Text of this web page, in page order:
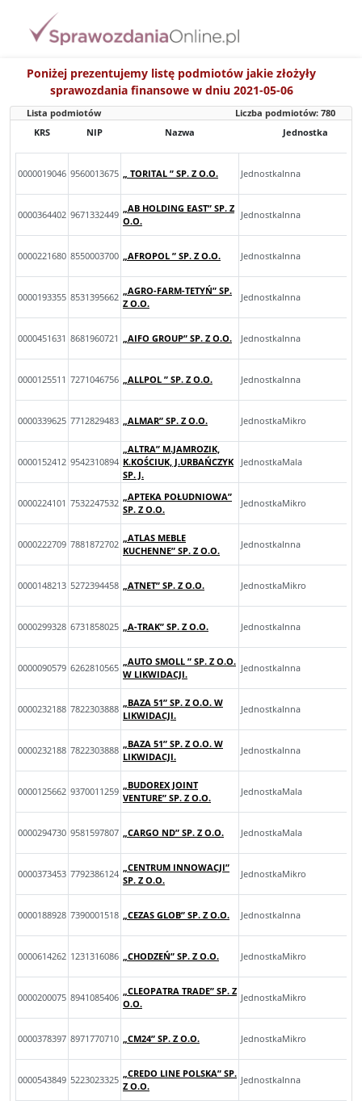
Poniżej prezentujemy listę podmiotów jakie złożyły
sprawozdania finansowe w dniu 2021-05-06
Lista podmiotów Liczba podmiotów: 780
KRS
NIP Nazwa Jednostka
0000019046 9560013675 „ TORITAL ” SP. Z O.O. JednostkaInna
0000364402 9671332449
„AB HOLDING EAST” SP. Z
O.O.
JednostkaInna
0000221680 8550003700 „AFROPOL ” SP. Z O.O. JednostkaInna
0000193355 8531395662
„AGRO-FARM-TETYŃ” SP.
Z O.O.
JednostkaInna
0000451631 8681960721 „AIFO GROUP” SP. Z O.O. JednostkaInna
0000125511 7271046756 „ALLPOL ” SP. Z O.O. JednostkaInna
0000339625 7712829483 „ALMAR” SP. Z O.O. JednostkaMikro
0000152412 9542310894
„ALTRA” M.JAMROZIK,
K.KOŚCIUK, J.URBAŃCZYK
SP. J.
JednostkaMala
0000224101 7532247532
„APTEKA POŁUDNIOWA”
SP. Z O.O.
JednostkaMikro
0000222709 7881872702
„ATLAS MEBLE
KUCHENNE” SP. Z O.O.
JednostkaInna
0000148213 5272394458 „ATNET” SP. Z O.O. JednostkaMikro
0000299328 6731858025 „A-TRAK” SP. Z O.O. JednostkaInna
0000090579 6262810565
„AUTO SMOLL ” SP. Z O.O.
W LIKWIDACJI.
JednostkaInna
0000232188 7822303888
„BAZA 51” SP. Z O.O. W
LIKWIDACJI.
JednostkaInna
0000232188 7822303888
„BAZA 51” SP. Z O.O. W
LIKWIDACJI.
JednostkaInna
0000125662 9370011259
„BUDOREX JOINT
VENTURE” SP. Z O.O.
JednostkaMala
0000294730 9581597807 „CARGO ND” SP. Z O.O. JednostkaMala
0000373453 7792386124
„CENTRUM INNOWACJI”
SP. Z O.O.
JednostkaMikro
0000188928 7390001518 „CEZAS GLOB” SP. Z O.O. JednostkaInna
0000614262 1231316086 „CHODZEŃ” SP. Z O.O. JednostkaMikro
0000200075 8941085406
„CLEOPATRA TRADE” SP. Z
O.O.
JednostkaMikro
0000378397 8971770710 „CM24” SP. Z O.O. JednostkaMikro
0000543849 5223023325
„CREDO LINE POLSKA” SP.
Z O.O.
JednostkaInna